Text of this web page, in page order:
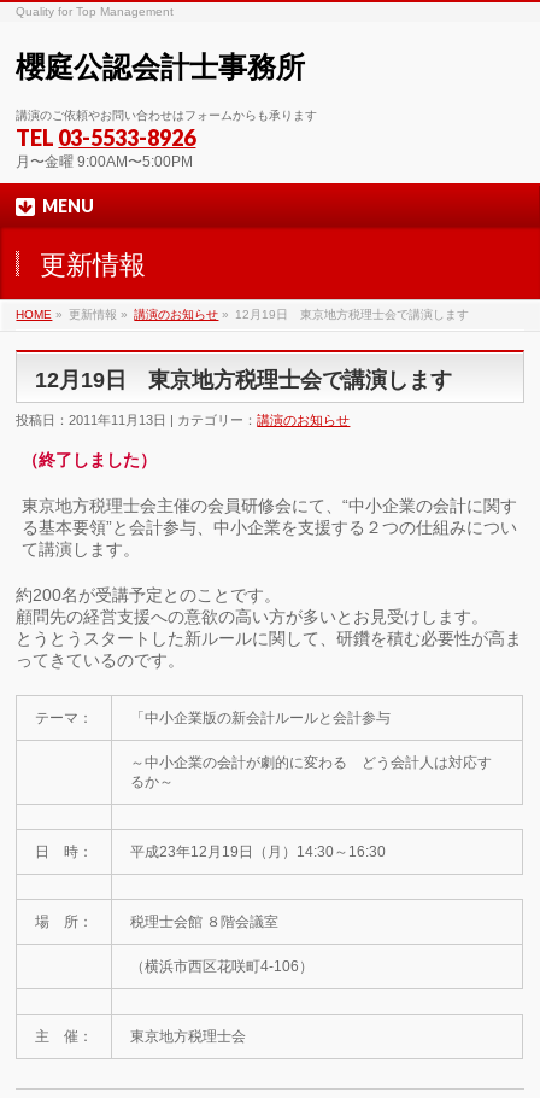
Quality for Top Management
櫻庭公認会計士事務所
講演のご依頼やお問い合わせはフォームからも承ります
TEL 03-5533-8926
月〜金曜 9:00AM〜5:00PM
MENU
更新情報
HOME » 更新情報 » 講演のお知らせ » 12月19日 東京地方税理士会で講演します
12月19日 東京地方税理士会で講演します
投稿日：2011年11月13日 | カテゴリー：講演のお知らせ
（終了しました）
東京地方税理士会主催の会員研修会にて、“中小企業の会計に関す
る基本要領”と会計参与、中小企業を支援する２つの仕組みについ
て講演します。
約200名が受講予定とのことです。
顧問先の経営支援への意欲の高い方が多いとお見受けします。
とうとうスタートした新ルールに関して、研鑽を積む必要性が高ま
ってきているのです。
テーマ： 「中小企業版の新会計ルールと会計参与
～中小企業の会計が劇的に変わる どう会計人は対応す
るか～
日 時： 平成23年12月19日（月）14:30～16:30
場 所： 税理士会館 ８階会議室
（横浜市西区花咲町4-106）
主 催： 東京地方税理士会